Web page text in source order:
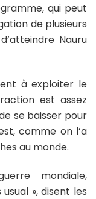
qui peut
de plusieurs
Nauru
à exploiter le
est assez
se baisser pour
comme on l’a
au monde.
mondiale,
», disent les